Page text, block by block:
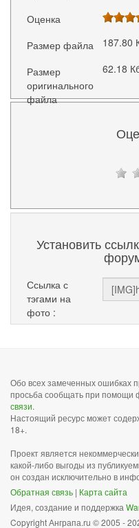
Оценка
Размер файла
187.80
Размер
оригинального
файла
62.18
Установить
Ссылка с
тэгами на
фото :
Обо всех замеченных ошибках
просьба сообщать при помощи
связи.
Настоящий ресурс может
18+.
Проект является
какой-либо выгоды из
он создан исключительно в
Обратная связь | Карта сайта
Идея, создание и поддержка
Copyright Анграпа.ru © 2005 -